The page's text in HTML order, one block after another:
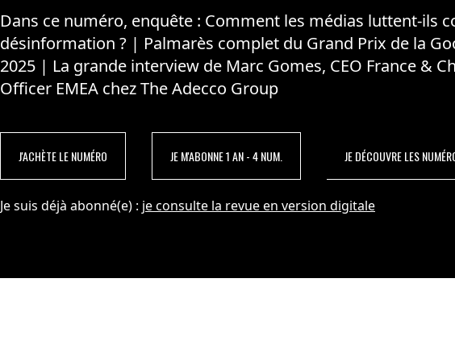
Dans ce numéro, enquête : Comment les médias luttent-ils
désinformation ? | Palmarès complet du Grand Prix de la
2025 | La grande interview de Marc Gomes, CEO France &
Officer EMEA chez The Adecco Group
J'ACHÈTE LE NUMÉRO JE M'ABONNE 1 AN - 4 NUM. JE DÉCOUVRE LES
Je suis déjà abonné(e) : je consulte la revue en version digitale